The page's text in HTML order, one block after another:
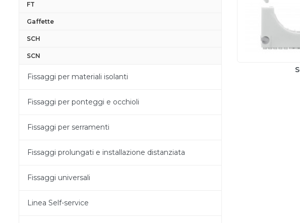
FT
Gaffette
SCH
SCN
Fissaggi per materiali isolanti
Fissaggi per ponteggi e occhioli
Fissaggi per serramenti
Fissaggi prolungati e installazione distanziata
Fissaggi universali
Linea Self-service